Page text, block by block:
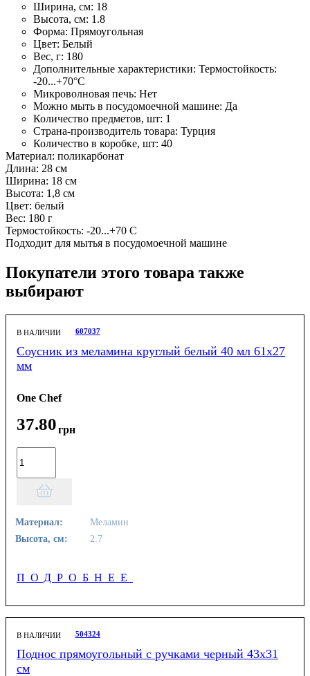
Ширина, см: 18
Высота, см: 1.8
Форма: Прямоугольная
Цвет: Белый
Вес, г: 180
Дополнительные характеристики: Термостойкость:
-20...+70°С
Микроволновая печь: Нет
Можно мыть в посудомоечной машине: Да
Количество предметов, шт: 1
Страна-производитель товара: Турция
Количество в коробке, шт: 40
Материал: поликарбонат
Длина: 28 см
Ширина: 18 см
Высота: 1,8 см
Цвет: белый
Вес: 180 г
Термостойкость: -20...+70 С
Подходит для мытья в посудомоечной машине
Покупатели этого товара также
выбирают
В НАЛИЧИИ 607037
Соусник из меламина круглый белый 40 мл 61х27
мм
One Chef
37.80грн
Материал:
Меламин
Высота, см:
2.7
ПОДРОБНЕЕ
В НАЛИЧИИ 504324
Поднос прямоугольный с ручками черный 43х31
см